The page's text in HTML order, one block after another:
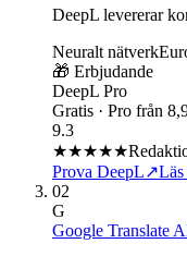
DeepL levererar
Neuralt nätverk
🎁 Erbjudande
DeepL Pro
Gratis · Pro från
9.3
★★★★★
Prova DeepL↗Läs
02
G
Google Translate